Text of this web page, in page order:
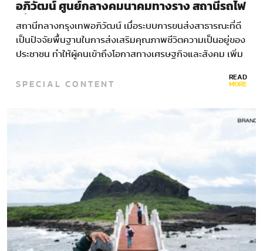
อภิวัฒน์ ศูนย์กลางคมนาคมทางราง สถานีรถไฟ
เชื่อมต่อไทยสู่อาเซียน
สถานีกลางกรุงเทพอภิวัฒน์ เมื่อระบบการขนส่งสาธารณะที่ดี
เป็นปัจจัยพื้นฐานในการส่งเสริมคุณภาพชีวิตความเป็นอยู่ของ
ประชาชน ทำให้ผู้คนเข้าถึงโอกาสทางเศรษฐกิจและสังคม เพิ่ม
SPECIAL CONTENT READ
MORE